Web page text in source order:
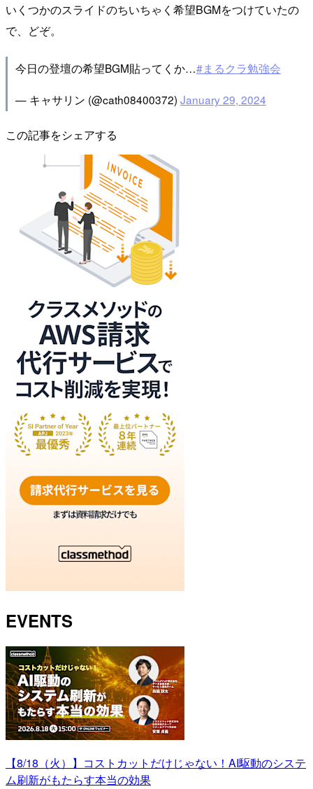
いくつかのスライドのちいちゃく希望BGMをつけていたの
で、どぞ。
今日の登壇の希望BGM貼ってくか…#まるクラ勉強会
— キャサリン (@cath08400372) January 29, 2024
この記事をシェアする
EVENTS
【8/18（火）】コストカットだけじゃない！AI駆動のシステ
ム刷新がもたらす本当の効果